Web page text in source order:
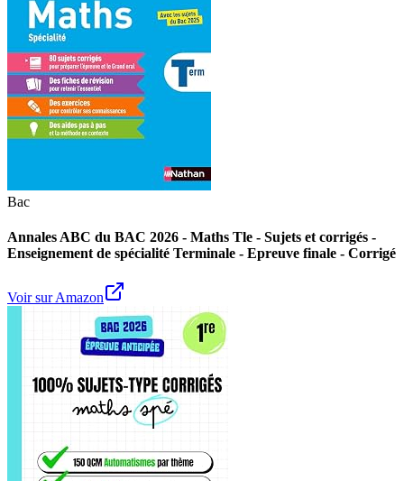
Bac
Annales ABC du BAC 2026 - Maths Tle - Sujets et corrigés -
Enseignement de spécialité Terminale - Epreuve finale - Corrigé
Voir sur Amazon